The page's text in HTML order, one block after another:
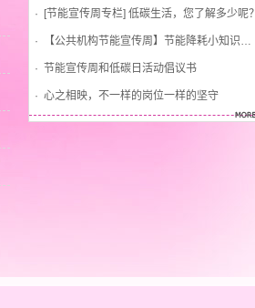
· [节能宣传周专栏] 低碳生活，您了解多少呢？
· 【公共机构节能宣传周】节能降耗小知识，你知道吗？
· 节能宣传周和低碳日活动倡议书
· 心之相映，不一样的岗位一样的坚守